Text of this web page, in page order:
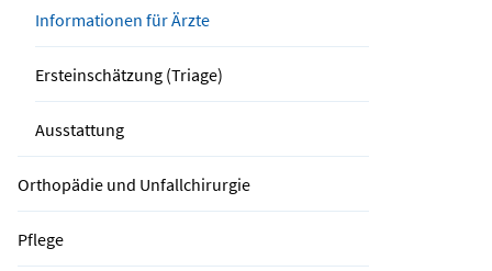
Informationen für Ärzte
Ersteinschätzung (Triage)
Ausstattung
Orthopädie und Unfallchirurgie
Pflege